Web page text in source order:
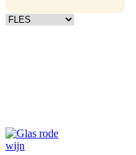
Kies verpakking